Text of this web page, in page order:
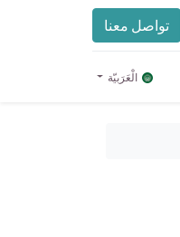
تواصل معنا
الْعَرَبيّة